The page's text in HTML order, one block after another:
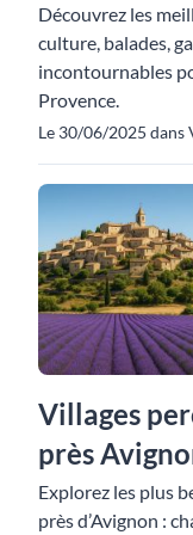
Découvrez les
culture, balades,
incontournables
Provence.
Le 30/06/2025 dans
Villages
près
Explorez les plus
près d’Avignon :